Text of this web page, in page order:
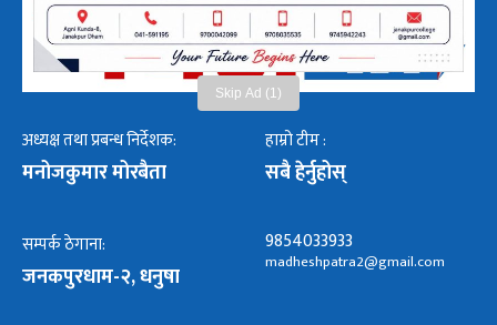
Skip Ad (1)
अध्यक्ष तथा प्रबन्ध निर्देशक:
मनोजकुमार मोरबैता
हाम्रो टीम :
सबै हेर्नुहोस्
सम्पर्क ठेगाना:
जनकपुरधाम-२, धनुषा
9854033933
madheshpatra2@gmail.com